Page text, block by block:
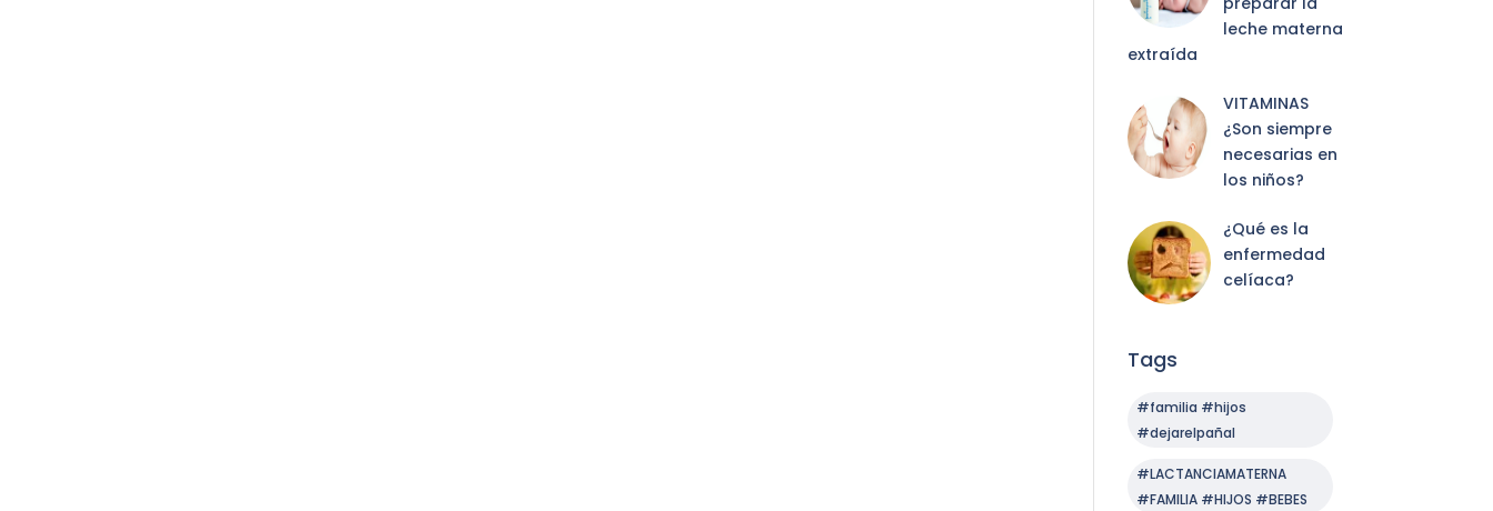
leche materna
extraída
VITAMINAS
¿Son siempre
necesarias en
los niños?
¿Qué es la
enfermedad
celíaca?
Tags
#familia #hijos
#dejarelpañal
#LACTANCIAMATERNA
#FAMILIA #HIJOS #BEBES